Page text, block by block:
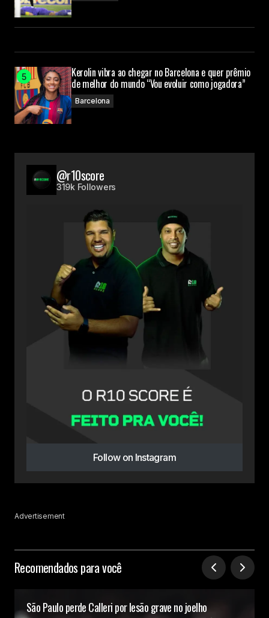
Kerolin vibra ao chegar no Barcelona e quer prêmio
de melhor do mundo “Vou evoluir como jogadora”
Barcelona
@r10score
319k Followers
Follow on Instagram
Advertisement
Recomendados para você
São Paulo perde Calleri por lesão grave no joelho